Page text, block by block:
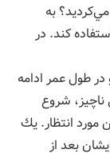
به
كند. در
طول عمر ادامه
ناچيز، شروع
انتظار. يك
بعد از